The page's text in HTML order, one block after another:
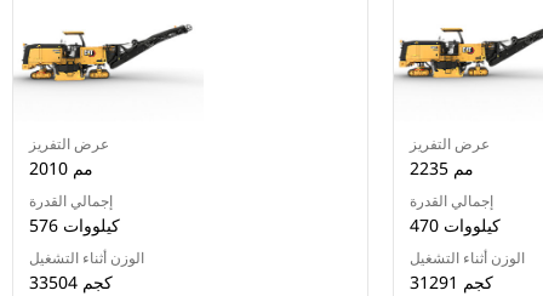
عرض التفريز
2010 مم
إجمالي القدرة
576 كيلووات
الوزن أثناء التشغيل
33504 كجم
عرض التفريز
2235 مم
إجمالي القدرة
470 كيلووات
الوزن أثناء التشغيل
31291 كجم